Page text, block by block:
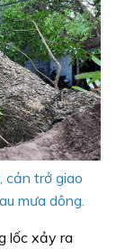
cản trở giao
mưa dông.
lốc xảy ra